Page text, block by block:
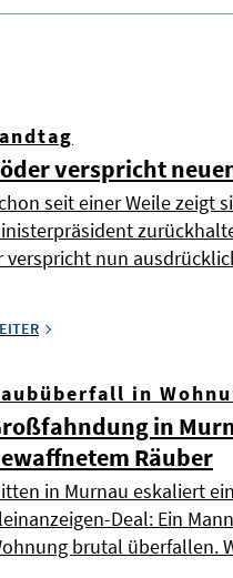
verspricht
seit einer Weile zeigt
verspricht nun
in
in
Räuber
in Murnau eskaliert
Deal: Ein
brutal überfallen.